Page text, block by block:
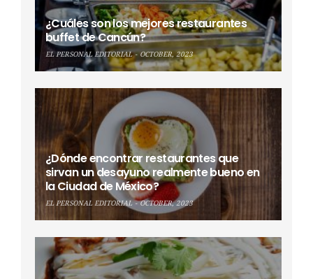
¿Cuáles son los mejores restaurantes
buffet de Cancún?
EL PERSONAL EDITORIAL OCTOBER, 2023
¿Dónde encontrar restaurantes que
sirvan un desayuno realmente bueno en
la Ciudad de México?
EL PERSONAL EDITORIAL OCTOBER, 2023